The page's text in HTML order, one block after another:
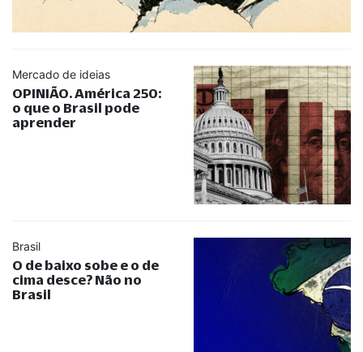
Mercado de ideias
OPINIÃO. América 250:
o que o Brasil pode
aprender
Brasil
O de baixo sobe e o de
cima desce? Não no
Brasil